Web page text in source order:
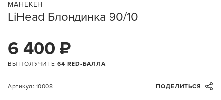
LiHead Блондинка 90/10
МАНЕКЕН
6 400 ₽
ВЫ ПОЛУЧИТЕ 64 RED-БАЛЛА
Артикул: 10008 ПОДЕЛИТЬСЯ